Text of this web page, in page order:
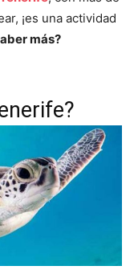
¡es una actividad
más?